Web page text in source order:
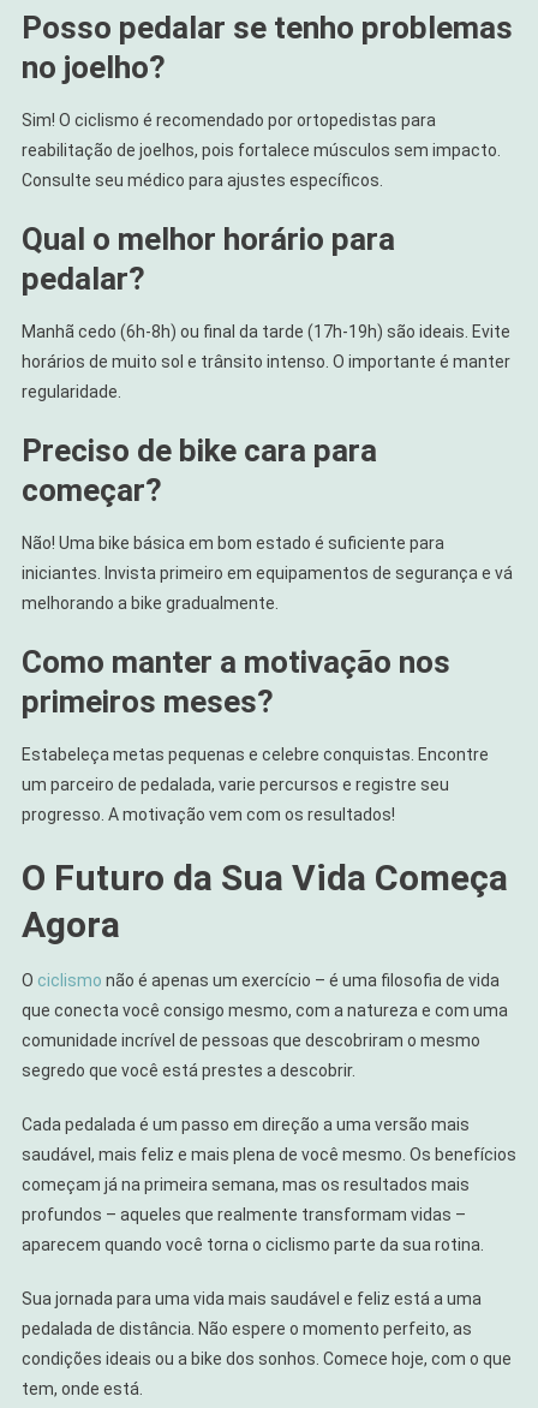
Posso pedalar se tenho problemas
no joelho?
Sim! O ciclismo é recomendado por ortopedistas para
reabilitação de joelhos, pois fortalece músculos sem impacto.
Consulte seu médico para ajustes específicos.
Qual o melhor horário para
pedalar?
Manhã cedo (6h-8h) ou final da tarde (17h-19h) são ideais. Evite
horários de muito sol e trânsito intenso. O importante é manter
regularidade.
Preciso de bike cara para
começar?
Não! Uma bike básica em bom estado é suficiente para
iniciantes. Invista primeiro em equipamentos de segurança e vá
melhorando a bike gradualmente.
Como manter a motivação nos
primeiros meses?
Estabeleça metas pequenas e celebre conquistas. Encontre
um parceiro de pedalada, varie percursos e registre seu
progresso. A motivação vem com os resultados!
O Futuro da Sua Vida Começa
Agora
O ciclismo não é apenas um exercício – é uma filosofia de vida
que conecta você consigo mesmo, com a natureza e com uma
comunidade incrível de pessoas que descobriram o mesmo
segredo que você está prestes a descobrir.
Cada pedalada é um passo em direção a uma versão mais
saudável, mais feliz e mais plena de você mesmo. Os benefícios
começam já na primeira semana, mas os resultados mais
profundos – aqueles que realmente transformam vidas –
aparecem quando você torna o ciclismo parte da sua rotina.
Sua jornada para uma vida mais saudável e feliz está a uma
pedalada de distância. Não espere o momento perfeito, as
condições ideais ou a bike dos sonhos. Comece hoje, com o que
tem, onde está.